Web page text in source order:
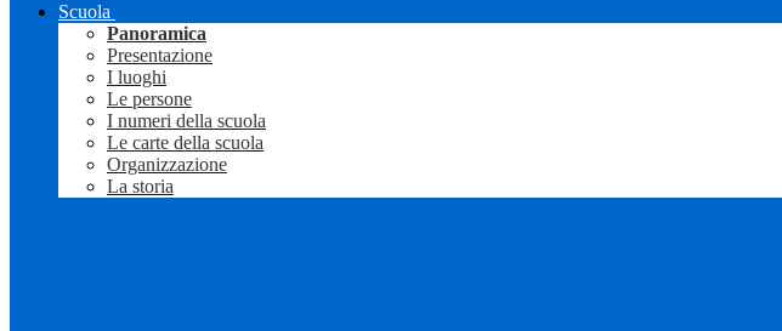
Scuola
Panoramica
Presentazione
I luoghi
Le persone
I numeri della scuola
Le carte della scuola
Organizzazione
La storia